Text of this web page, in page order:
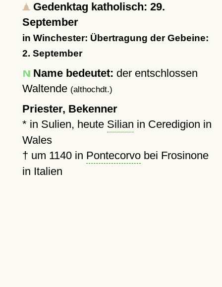
Gedenktag katholisch: 29.
September
in Winchester: Übertragung der Gebeine:
2. September
Name bedeutet: der entschlossen
Waltende (althochdt.)
Priester, Bekenner
* in Sulien, heute Silian in Ceredigion in
Wales
† um 1140in Pontecorvobei Frosinone
in Italien